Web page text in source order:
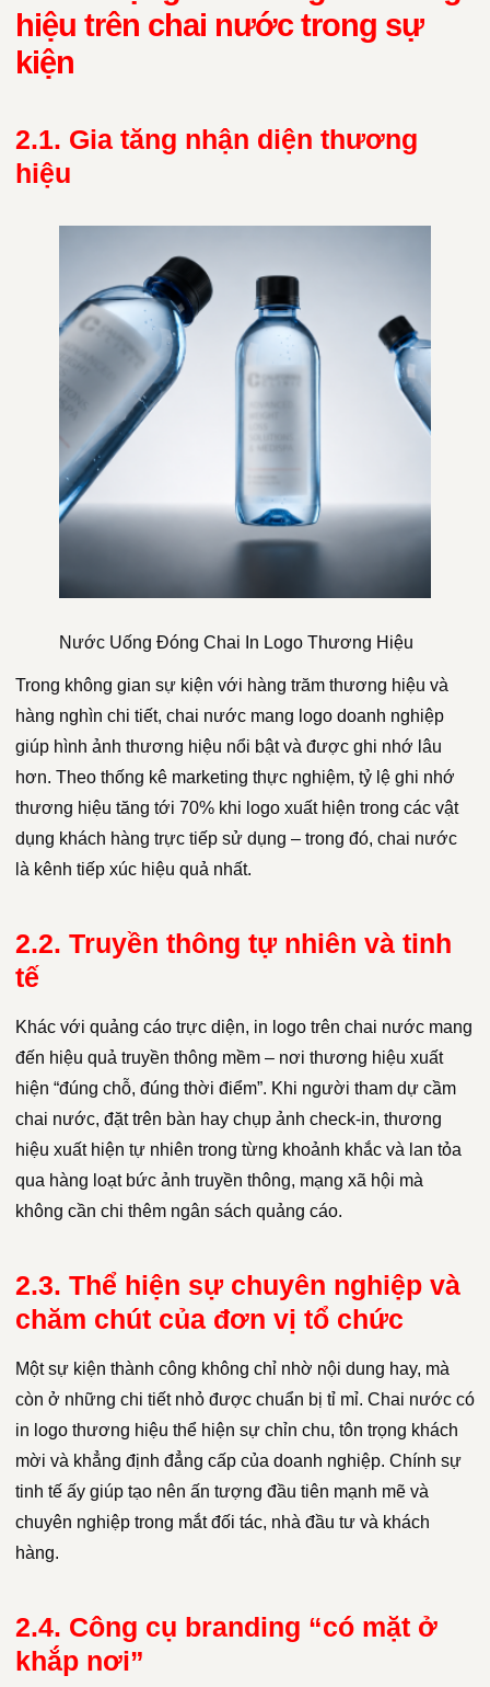
hiệu trên chai nước trong sự
kiện
2.1. Gia tăng nhận diện thương
hiệu
Nước Uống Đóng Chai In Logo Thương Hiệu
Trong không gian sự kiện với hàng trăm thương hiệu và
hàng nghìn chi tiết, chai nước mang logo doanh nghiệp
giúp hình ảnh thương hiệu nổi bật và được ghi nhớ lâu
hơn. Theo thống kê marketing thực nghiệm, tỷ lệ ghi nhớ
thương hiệu tăng tới 70% khi logo xuất hiện trong các vật
dụng khách hàng trực tiếp sử dụng – trong đó, chai nước
là kênh tiếp xúc hiệu quả nhất.
2.2. Truyền thông tự nhiên và tinh
tế
Khác với quảng cáo trực diện, in logo trên chai nước mang
đến hiệu quả truyền thông mềm – nơi thương hiệu xuất
hiện “đúng chỗ, đúng thời điểm”. Khi người tham dự cầm
chai nước, đặt trên bàn hay chụp ảnh check-in, thương
hiệu xuất hiện tự nhiên trong từng khoảnh khắc và lan tỏa
qua hàng loạt bức ảnh truyền thông, mạng xã hội mà
không cần chi thêm ngân sách quảng cáo.
2.3. Thể hiện sự chuyên nghiệp và
chăm chút của đơn vị tổ chức
Một sự kiện thành công không chỉ nhờ nội dung hay, mà
còn ở những chi tiết nhỏ được chuẩn bị tỉ mỉ. Chai nước có
in logo thương hiệu thể hiện sự chỉn chu, tôn trọng khách
mời và khẳng định đẳng cấp của doanh nghiệp. Chính sự
tinh tế ấy giúp tạo nên ấn tượng đầu tiên mạnh mẽ và
chuyên nghiệp trong mắt đối tác, nhà đầu tư và khách
hàng.
2.4. Công cụ branding “có mặt ở
khắp nơi”